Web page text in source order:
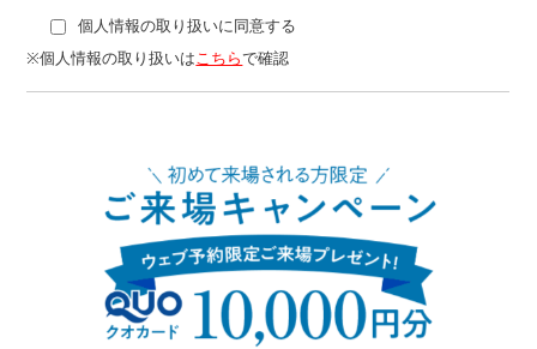
個人情報の取り扱いに同意する
※個人情報の取り扱いはこちらで確認
勤務先
年